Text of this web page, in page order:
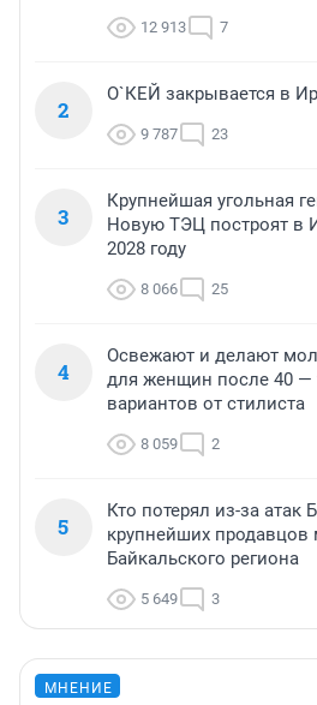
12 913 7
2
О`КЕЙ закрывается в
9 787 23
3
Крупнейшая угольная
Новую ТЭЦ построят в
2028 году
8 066 25
4
Освежают и делают
для женщин после 40 —
вариантов от стилиста
8 059 2
5
Кто потерял из-за атак
крупнейших продавцов
Байкальского региона
5 649 3
МНЕНИЕ